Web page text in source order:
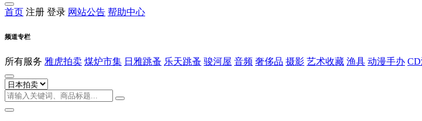
首页 注册 登录 网站公告 帮助中心
频道专栏
所有服务 雅虎拍卖 煤炉市集 日雅跳蚤 乐天跳蚤 骏河屋 音频 奢侈品 摄影 艺术收藏 渔具 动漫手办